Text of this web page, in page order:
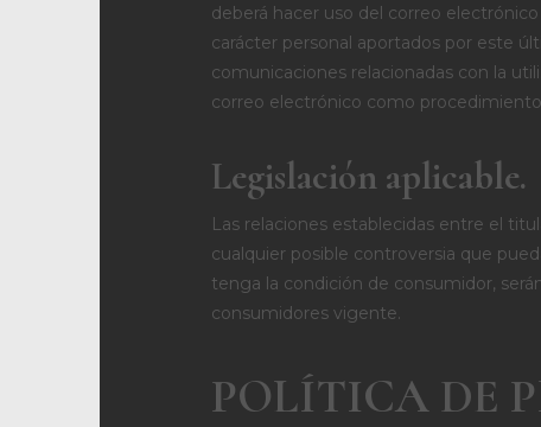
deberá hacer uso del correo
carácter personal aportados por este
comunicaciones relacionadas con la
correo electrónico como
Legislación aplicable.
Las relaciones establecidas entre el
cualquier posible controversia que
tenga la condición de consumidor,
consumidores vigente.
POLÍTICA DE